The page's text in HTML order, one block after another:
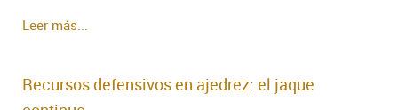
Leer más...
Recursos defensivos en ajedrez: el jaque